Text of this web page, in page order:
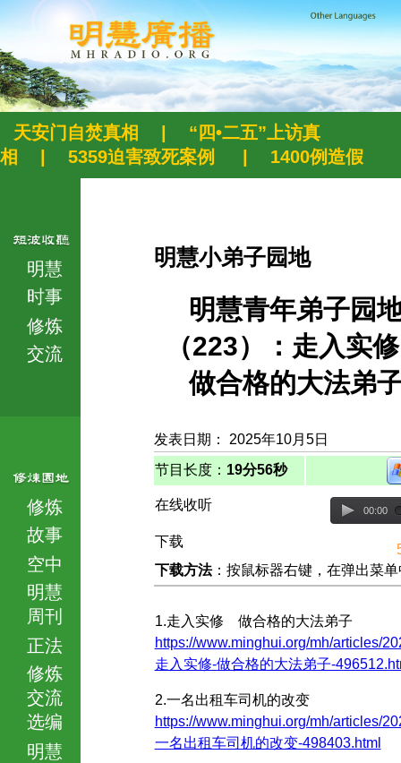
天安门自焚真相
“四•二五”上访真
相
5359迫害致死案例 1400例造假
明慧
时事
修炼
交流
修炼
故事
空中
明慧
周刊
正法
修炼
交流
选编
明慧
明慧小弟子园地
明慧青年弟子园
（223）：走入
做合格的大法弟
发表日期： 2025年10月5日
节目长度： 19分56秒
在线收听 00:00
下载
下载方法：按鼠标器右键，在弹出菜
1.走入实修 做合格的大法弟子
https://www.minghui.org/mh/articles/
走入实修-做合格的大法弟子-
2.一名出租车司机的改变
https://www.minghui.org/mh/articles/
一名出租车司机的改变-498403.html